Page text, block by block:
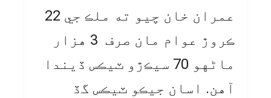
عمران خان چيو ته ملڪ جي 22
ڪروڙ عوام مان صرف 3 هزار
ماڻهو 70 سيڪڙو ٽيڪس ڏيندا
آهن. اسان جيڪو ٽيڪس گڏ